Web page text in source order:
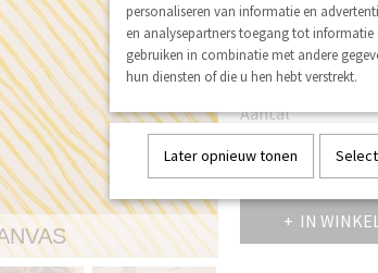
€ 2,30 per stuk
Minimum aantal is 3
✓Op voorraad
Aantal
IN
personaliseren van informatie en
en analysepartners toegang tot
gebruiken in combinatie met andere
hun diensten of die u hen hebt verstrekt.
Later opnieuw tonen